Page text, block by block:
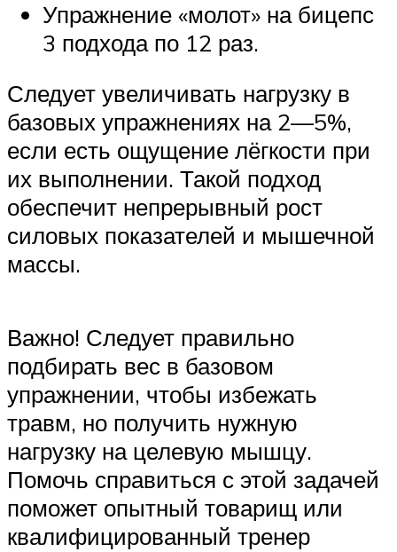
Упражнение «молот» на бицепс
3 подхода по 12 раз.
Следует увеличивать нагрузку в
базовых упражнениях на 2—5%,
если есть ощущение лёгкости при
их выполнении. Такой подход
обеспечит непрерывный рост
силовых показателей и мышечной
массы.
Важно! Следует правильно
подбирать вес в базовом
упражнении, чтобы избежать
травм, но получить нужную
нагрузку на целевую мышцу.
Помочь справиться с этой задачей
поможет опытный товарищ или
квалифицированный тренер